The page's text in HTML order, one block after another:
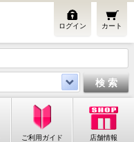
カート
ログイン
ご利用ガイド 店舗情報